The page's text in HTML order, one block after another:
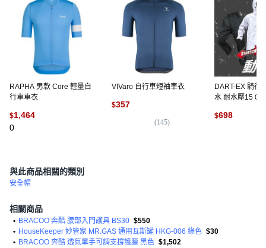
RAPHA 男款 Core 輕量自
行車車衣
$1,464
0
VIVaro 自行車短袖車衣
$357
(145)
DART-EX 騎行
水 耐水壓15
$698
與此商品相關的類別
安全帽
相關商品
• BRACOO 奔酷 腰部入門護具 BS30 $550
• HouseKeeper 妙管家 MR.GAS 通用瓦斯罐 HKG-006 綠色 $30
• BRACOO 奔酷 透氣單手可調支撐護腰 黑色 $1,502